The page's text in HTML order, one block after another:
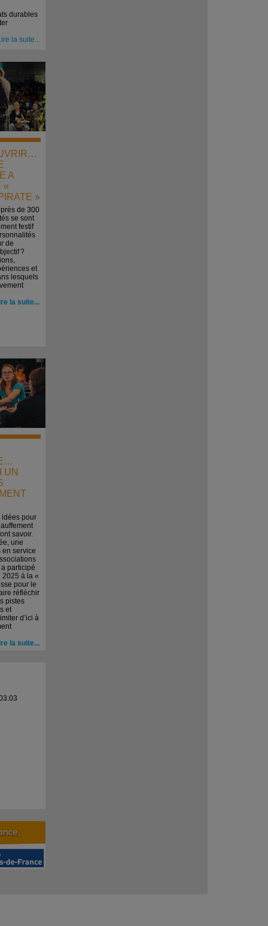
durables
la suite...
A
«
»
de 300
se sont
festif
de
?
et
lesquels
la suite...
UN
idées pour
savoir.
une
en service
participé
2025 à la «
pour le
réfléchir
pistes
et
d’ici à
la suite...